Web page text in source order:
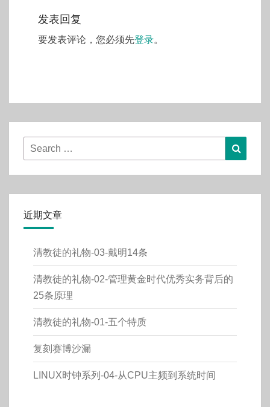
发表回复
要发表评论，您必须先登录。
Search
for:
近期文章
清教徒的礼物-03-戴明14条
清教徒的礼物-02-管理黄金时代优秀实务背后的
25条原理
清教徒的礼物-01-五个特质
复刻赛博沙漏
LINUX时钟系列-04-从CPU主频到系统时间